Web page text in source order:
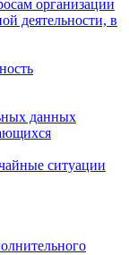
организации
деятельности, в
данных
ситуации